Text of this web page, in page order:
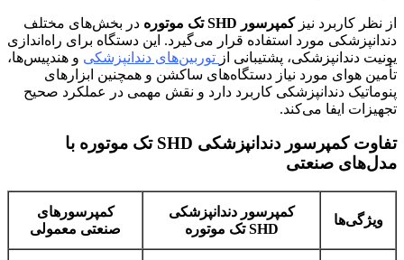
از نظر کاربرد نیزکمپرسور SHD تک موتوره
در بخش‌های مختلف
دندانپزشکی مورد استفاده قرار می‌گیرد. این دستگاه برای راه‌اندازی
یونیت دندانپزشکی، پشتیبانی از توربین‌های دندانپزشکی و هندپیس‌ها،
تأمین هوای مورد نیاز دستگاه‌های ساکشن و همچنین ابزارهای
پنوماتیک دندانپزشکی کاربرد دارد و نقش مهمی در عملکرد صحیح
تجهیزات ایفا می‌کند.
تفاوت کمپرسور دندانپزشکی SHD تک موتوره با
مدل‌های صنعتی
ویژگی‌ها
کمپرسور دندانپزشکی
SHD تک موتوره
کمپرسورهای
صنعتی معمولی